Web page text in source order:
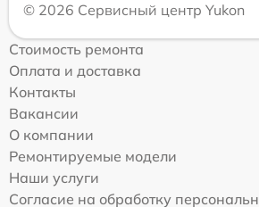
© 2026 Сервисный центр Yukon
Стоимость ремонта
Оплата и доставка
Контакты
Вакансии
О компании
Ремонтируемые модели
Наши услуги
Согласие на обработку